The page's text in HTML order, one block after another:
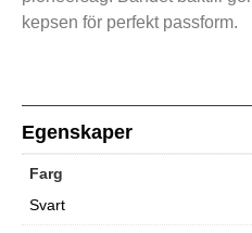
kepsen för perfekt passform.
Egenskaper
Farg
Svart